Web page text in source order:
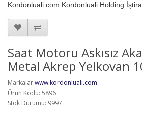
Kordonluali.com Kordonluali Holding
Saat Motoru Askısız
Metal Akrep Yelkovan
Markalarwww.kordonluali.com
Ürün Kodu: 5896
Stok Durumu: 9997